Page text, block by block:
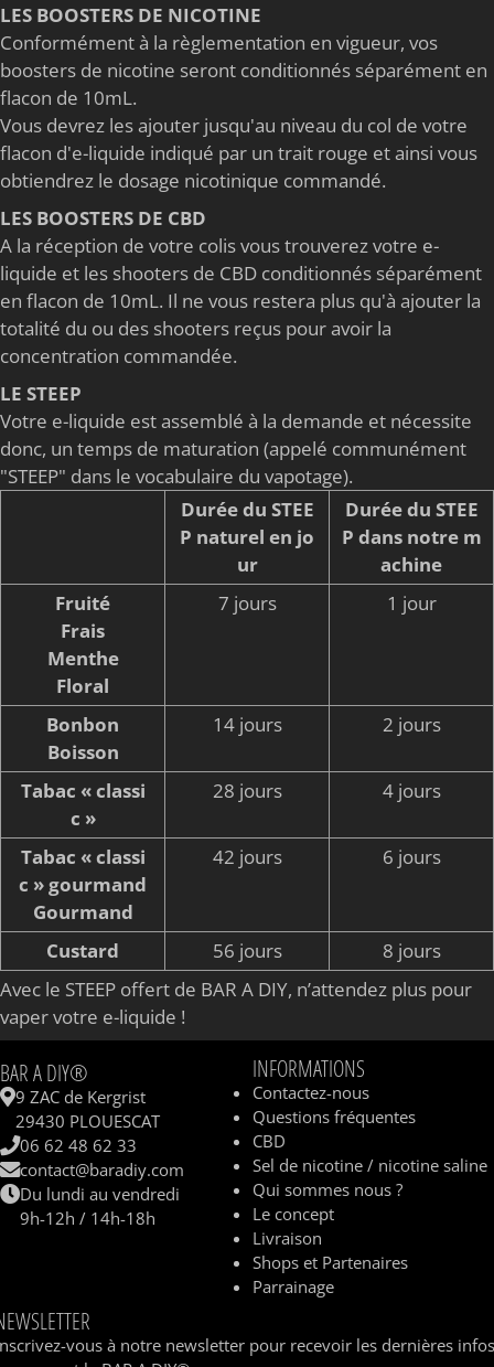
LES BOOSTERS DE NICOTINE
Conformément à la règlementation en vigueur, vos
boosters de nicotine seront conditionnés séparément en
flacon de 10mL.
Vous devrez les ajouter jusqu'au niveau du col de votre
flacon d'e-liquide indiqué par un trait rouge et ainsi vous
obtiendrez le dosage nicotinique commandé.
LES BOOSTERS DE CBD
A la réception de votre colis vous trouverez votre e-
liquide et les shooters de CBD conditionnés séparément
en flacon de 10mL. Il ne vous restera plus qu'à ajouter la
totalité du ou des shooters reçus pour avoir la
concentration commandée.
LE STEEP
Votre e-liquide est assemblé à la demande et nécessite
donc, un temps de maturation (appelé communément
"STEEP" dans le vocabulaire du vapotage).
Durée du STEE
P naturel en jo
ur
Durée du STEE
P dans notre m
achine
Fruité
Frais
Menthe
Floral
7 jours 1 jour
Bonbon
Boisson
14 jours 2 jours
Tabac « classi
c »
28 jours 4 jours
Tabac « classi
c » gourmand
Gourmand
42 jours 6 jours
Custard 56 jours
8 jours
Avec le STEEP offert de BAR A DIY, n’attendez plus pour
vaper votre e-liquide !
BAR A DIY®
9 ZAC de Kergrist
29430 PLOUESCAT
06 62 48 62 33
contact@baradiy.com
Du lundi au vendredi
9h-12h / 14h-18h
INFORMATIONS
Contactez-nous
Questions fréquentes
CBD
Sel de nicotine / nicotine saline
Qui sommes nous ?
Le concept
Livraison
Shops et Partenaires
Parrainage
vous à notre newsletter pour recevoir les dernières